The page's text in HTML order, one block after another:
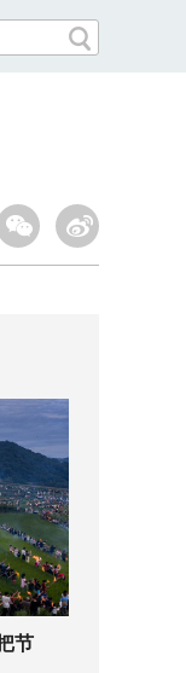
节